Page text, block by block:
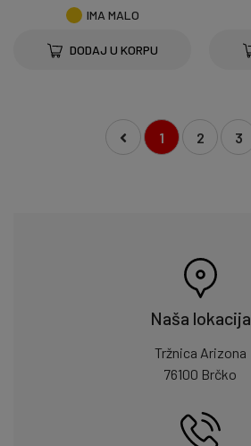
IMA MALO
DODAJ U KORPU
1 2 3
Naša lokacija
Tržnica Arizona
76100 Brčko